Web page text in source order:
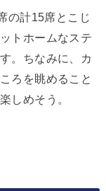
の計15席とこじ
トホームなステ
。ちなみに、カ
ろを眺めること
しめそう。